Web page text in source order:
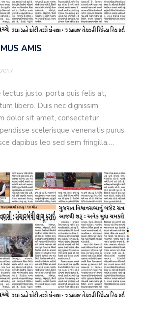
AMIS
lectus justo, porta quis felis at,
libero. Duis nec dignissim
dolor sit amet, consectetur
scelerisque venenatis purus
dapibus leo sed sem fringilla,…